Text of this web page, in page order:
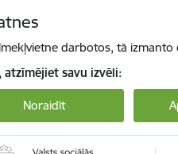
darbotos, tā
atzīmējiet savu izvēli:
Noraidīt